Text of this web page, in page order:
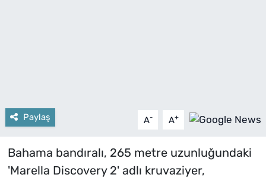
Paylaş A- A+
Bahama bandıralı, 265 metre uzunluğundaki
'Marella Discovery 2' adlı kruvaziyer,